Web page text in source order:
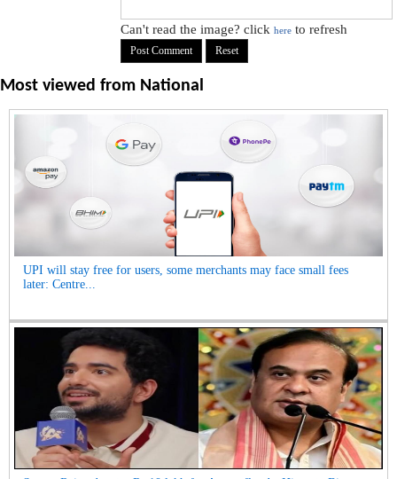
Can't read the image? clickhere to refresh
Most viewed from National
UPI will stay free for users, some merchants may face small fees
later: Centre...